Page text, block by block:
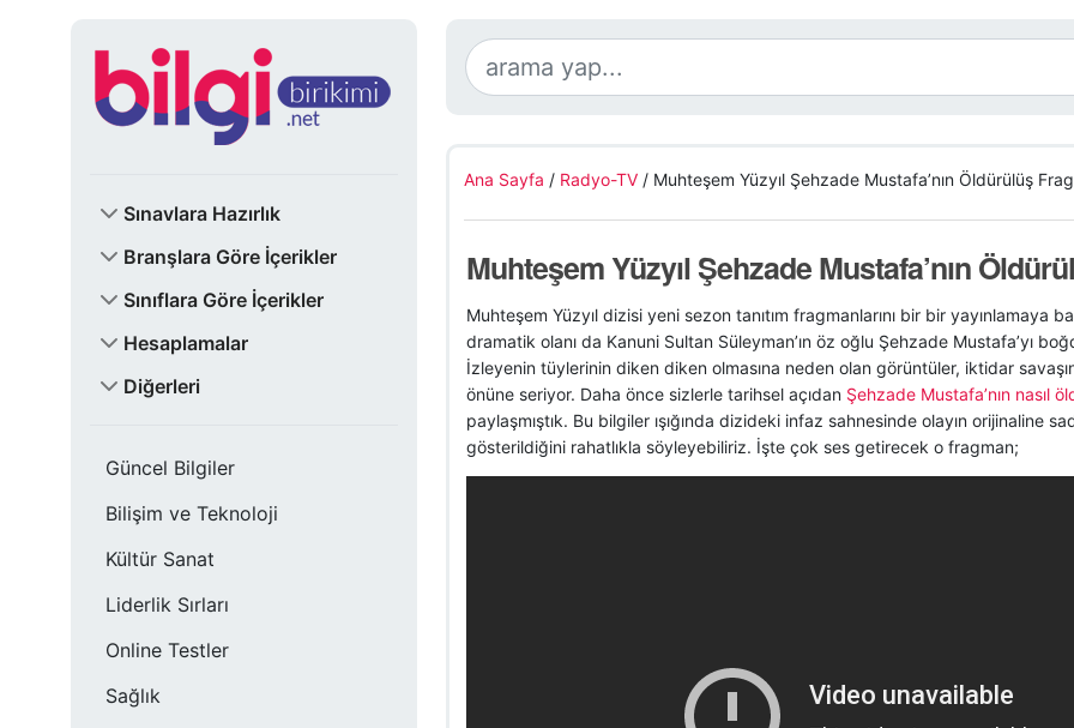
Sınavlara Hazırlık
Branşlara Göre İçerikler
Sınıflara Göre İçerikler
Hesaplamalar
Diğerleri
Güncel Bilgiler
Bilişim ve Teknoloji
Kültür Sanat
Liderlik Sırları
Online Testler
Sağlık
Ana Sayfa / Radyo-TV/ Muhteşem Yüzyıl Şehzade Mustafa’nın Öldürülüş
Muhteşem Yüzyıl Şehzade Mustafa’nın
Muhteşem Yüzyıl dizisi yeni sezon tanıtım fragmanlarını bir bir yayınlamaya
dramatik olanı da Kanuni Sultan Süleyman’ın öz oğlu Şehzade Mustafa’yı
İzleyenin tüylerinin diken diken olmasına neden olan görüntüler, iktidar
önüne seriyor. Daha önce sizlerle tarihsel açıdan Şehzade Mustafa’nın nasıl
paylaşmıştık. Bu bilgiler ışığında dizideki infaz sahnesinde olayın orijinaline
gösterildiğini rahatlıkla söyleyebiliriz. İşte çok ses getirecek o fragman;